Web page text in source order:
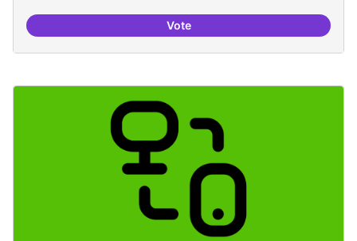
VoteEspai on fer masterclass